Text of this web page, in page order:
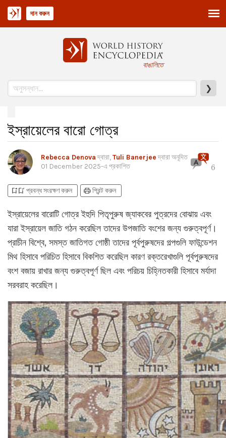
বাঙালিতে
❯
দান করুন
ইস্রায়েলের বারো গোত্র
Rebecca Denovaদ্বারা,Tuli Banerjeeদ্বারা অনূদিত
01 December 2025-এ প্রকাশিত 6
bookmark_addbookmark_added প্রবন্ধ সংরক্ষণ করুন printপ্রিন্ট করুন
ইস্রায়েলের বারোটি গোত্র ইহুদি পিতৃপুরুষ জ্যাকবের পুত্রদের বোঝায় এবং
যারা ইস্রায়েল জাতি গঠন করেছিল তাদের উপজাতি বংশের জন্য গুরুত্বপূর্ণ।
প্রাচীন বিশ্বে, সমস্ত জাতিগত গোষ্ঠী তাদের পূর্বপুরুষদের গল্পগুলি ফাউন্ডেশন
মিথ হিসাবে পরিচিত হিসাবে বিকশিত করেছিল কারণ রক্তরেখাগুলি পূর্বপুরুষদের
বংশ বজায় রাখার জন্য গুরুত্বপূর্ণ ছিল এবং পরিচয় চিহ্নিতকারী হিসাবে মর্যাদা
সরবরাহ করেছিল।